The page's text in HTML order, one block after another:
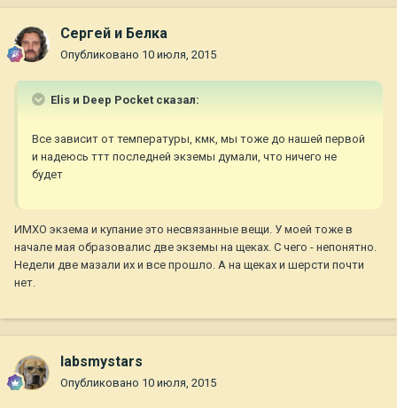
Сергей и Белка
Опубликовано 10 июля, 2015
Elis и Deep Pocket сказал:
Все зависит от температуры, кмк, мы тоже до нашей первой
и надеюсь ттт последней экземы думали, что ничего не
будет
ИМХО экзема и купание это несвязанные вещи. У моей тоже в
начале мая образовалис две экземы на щеках. С чего - непонятно.
Недели две мазали их и все прошло. А на щеках и шерсти почти
нет.
labsmystars
Опубликовано 10 июля, 2015